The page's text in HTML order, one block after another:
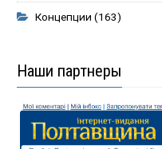
Концепции (163)
Наши партнеры